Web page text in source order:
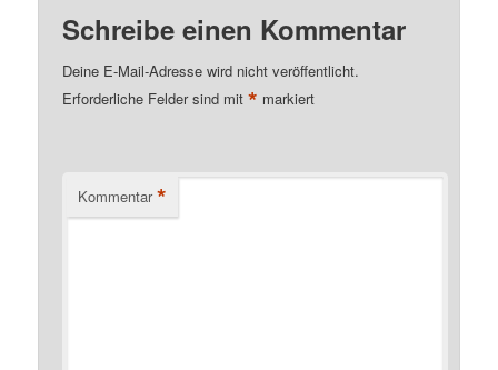
Schreibe einen Kommentar
Deine E-Mail-Adresse wird nicht veröffentlicht.
Erforderliche Felder sind mit* markiert
Kommentar *